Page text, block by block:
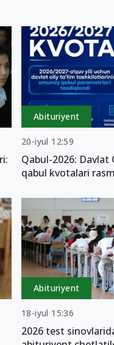
Abituriyent
20-iyul 12:59
Qabul-2026:
qabul kvotalari
Abituriyent
18-iyul 15:36
2026 test